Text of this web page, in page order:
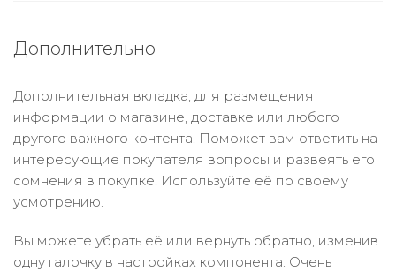
Дополнительно
Дополнительная вкладка, для размещения
информации о магазине, доставке или любого
другого важного контента. Поможет вам ответить на
интересующие покупателя вопросы и развеять его
сомнения в покупке. Используйте её по своему
усмотрению.
Вы можете убрать её или вернуть обратно, изменив
одну галочку в настройках компонента. Очень